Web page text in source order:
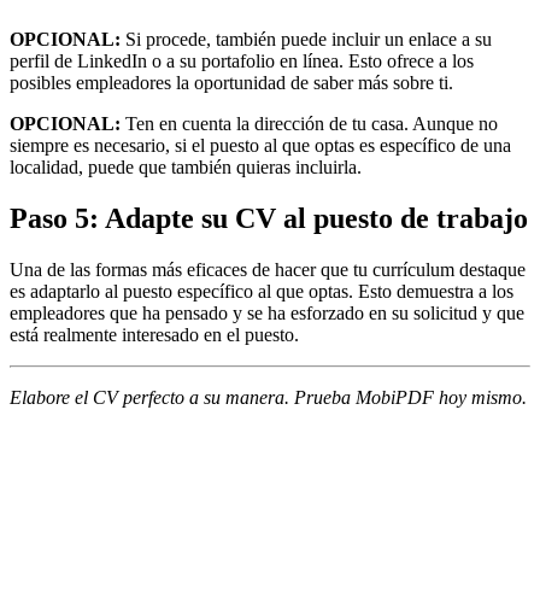
OPCIONAL: Si procede, también puede incluir un enlace a su
perfil de LinkedIn o a su portafolio en línea. Esto ofrece a los
posibles empleadores la oportunidad de saber más sobre ti.
OPCIONAL: Ten en cuenta la dirección de tu casa. Aunque no
siempre es necesario, si el puesto al que optas es específico de una
localidad, puede que también quieras incluirla.
Paso 5: Adapte su CV al puesto de trabajo
Una de las formas más eficaces de hacer que tu currículum destaque
es adaptarlo al puesto específico al que optas. Esto demuestra a los
empleadores que ha pensado y se ha esforzado en su solicitud y que
está realmente interesado en el puesto.
Elabore el CV perfecto a su manera. Prueba MobiPDF hoy mismo.